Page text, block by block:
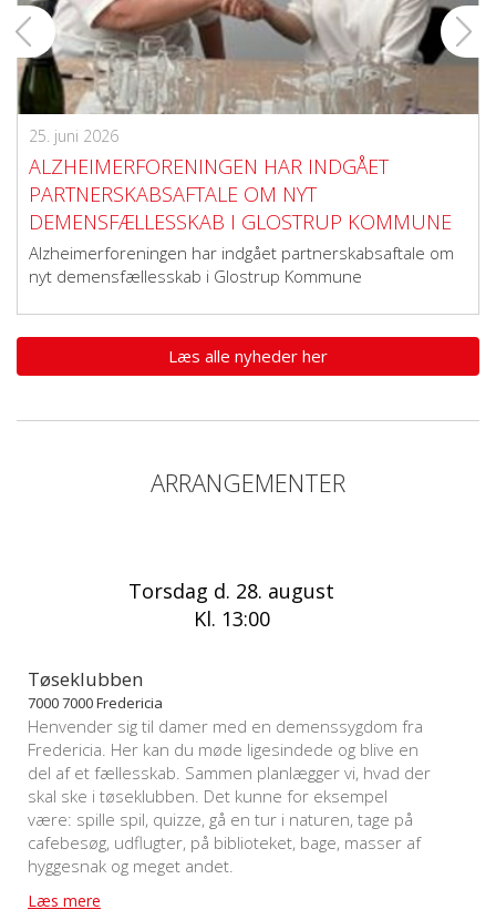
25. juni 2026
ALZHEIMERFORENINGEN HAR INDGÅET
PARTNERSKABSAFTALE OM NYT
DEMENSFÆLLESSKAB I GLOSTRUP KOMMUNE
Alzheimerforeningen har indgået partnerskabsaftale om
nyt demensfællesskab i Glostrup Kommune
Læs alle nyheder her
ARRANGEMENTER
Torsdag d. 28. august
Kl. 13:00
Tøseklubben
7000 7000 Fredericia
Henvender sig til damer med en demenssygdom fra
Fredericia. Her kan du møde ligesindede og blive en
del af et fællesskab. Sammen planlægger vi, hvad der
skal ske i tøseklubben. Det kunne for eksempel
være: spille spil, quizze, gå en tur i naturen, tage på
cafebesøg, udflugter, på biblioteket, bage, masser af
hyggesnak og meget andet.
Læs mere